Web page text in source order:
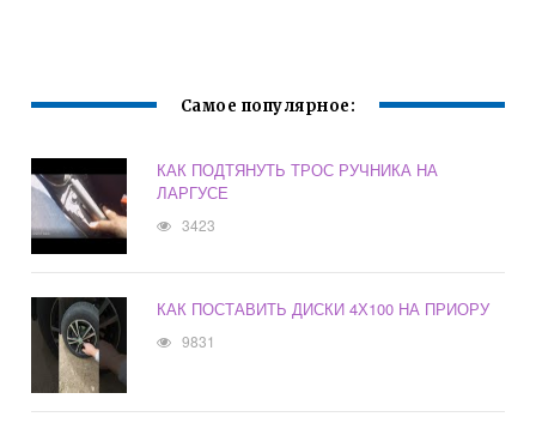
Самое популярное:
КАК ПОДТЯНУТЬ ТРОС РУЧНИКА НА
ЛАРГУСЕ
3423
КАК ПОСТАВИТЬ ДИСКИ 4Х100 НА ПРИОРУ
9831